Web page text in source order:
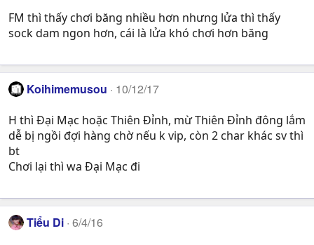
FM thì thấy chơi băng nhiều hơn nhưng lửa thì thấy
sock dam ngon hơn, cái là lửa khó chơi hơn băng
Koihimemusou 10/12/17
H thì Đại Mạc hoặc Thiên Đỉnh, mừ Thiên Đỉnh đông lắm
dễ bị ngồi đợi hàng chờ nếu k vip, còn 2 char khác sv thì
bt
Chơi lại thì wa Đại Mạc đi
Tiểu Di 6/4/16